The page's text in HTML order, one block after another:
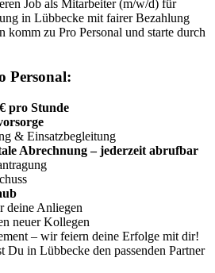
Job als Mitarbeiter (m/w/d) für
in Lübbecke mit fairer Bezahlung
komm zu Pro Personal und starte durch
Personal:
pro Stunde
& Einsatzbegleitung
Abrechnung – jederzeit abrufbar
deine Anliegen
neuer Kollegen
– wir feiern deine Erfolge mit dir!
Du in Lübbecke den passenden Partner